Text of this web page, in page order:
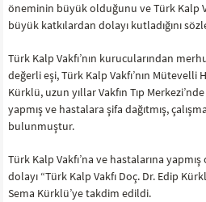
öneminin büyük olduğunu ve Türk Kalp
büyük katkılardan dolayı kutladığını
Türk Kalp Vakfı’nın kurucularından
değerli eşi, Türk Kalp Vakfı’nın Mütevelli
Kürklü, uzun yıllar Vakfın Tıp
yapmış ve hastalara şifa dağıtmış,
bulunmuştur.
Türk Kalp Vakfı’na ve hastalarına
dolayı “Türk Kalp Vakfı Doç. Dr. Edip
Sema Kürklü’ye takdim edildi.